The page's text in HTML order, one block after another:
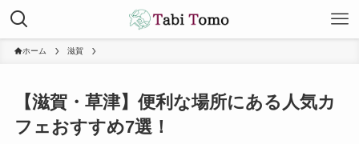
ホーム 滋賀
【滋賀・草津】便利な場所にある人気カ
フェおすすめ7選！